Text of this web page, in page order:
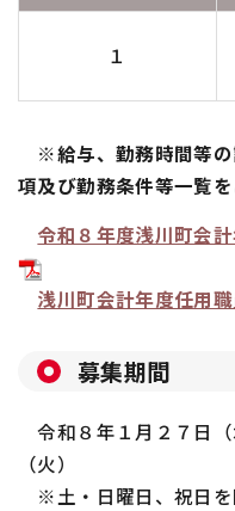
１
※給与、勤務時間等の
項及び勤務条件等一覧を
令和８年度浅川町会
浅川町会計年度任用
募集期間
令和８年１月２７日
（火）
※土・日曜日、祝日を